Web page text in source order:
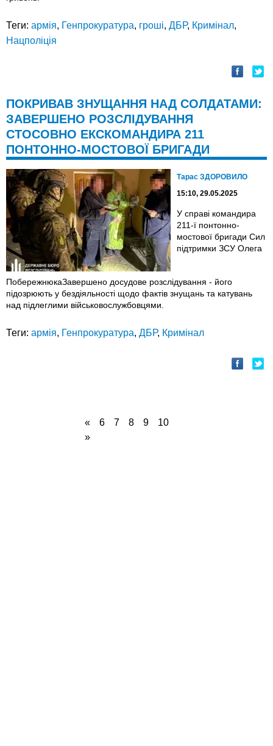
Теги: армія, Генпрокуратура, гроші, ДБР, Кримінал,
Нацполіція
ПОКРИВАВ ЗНУЩАННЯ НАД СОЛДАТАМИ:
ЗАВЕРШЕНО РОЗСЛІДУВАННЯ
СТОСОВНО ЕКСКОМАНДИРА 211
ПОНТОННО-МОСТОВОЇ БРИГАДИ
Тарас ЗДОРОВИЛО
15:10, 29.05.2025
У справі командира
211-ї понтонно-
мостової бригади Сил
підтримки ЗСУ Олега
ПобережнюкаЗавершено досудове розслідування - його
підозрюють у бездіяльності щодо фактів знущань та катувань
над підлеглими військовослужбовцями.
Теги: армія, Генпрокуратура, ДБР, Кримінал
« 6 7 8 9
10
»